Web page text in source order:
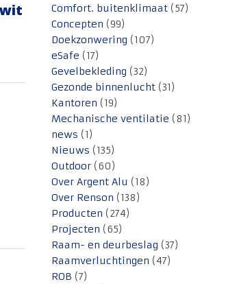
Comfort. buitenklimaat (57)
Concepten (99)
Doekzonwering (107)
eSafe (17)
Gevelbekleding (32)
Gezonde binnenlucht (31)
Kantoren (19)
Mechanische ventilatie (81)
news (1)
Nieuws (135)
Outdoor (60)
Over Argent Alu (18)
Over Renson (138)
Producten (274)
Projecten (65)
Raam- en deurbeslag (37)
Raamverluchtingen (47)
ROB (7)